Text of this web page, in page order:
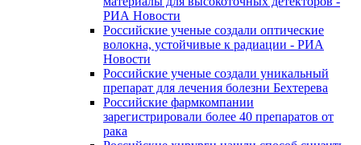
РИА Новости
Российские ученые создали оптические
волокна, устойчивые к радиации - РИА
Новости
Российские ученые создали уникальный
препарат для лечения болезни Бехтерева
Российские фармкомпании
зарегистрировали более 40 препаратов от
рака